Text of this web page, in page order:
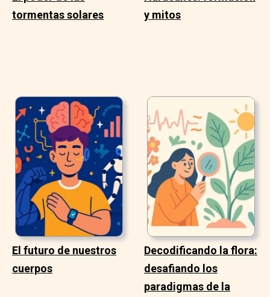
tormentas solares
y mitos
El futuro de nuestros
cuerpos
Decodificando la flora:
desafiando los
paradigmas de la